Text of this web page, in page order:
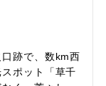
間利用できる
イブの立ち寄
下旬までは地
きの迷路」が
跡で、数km西
ポット「草千